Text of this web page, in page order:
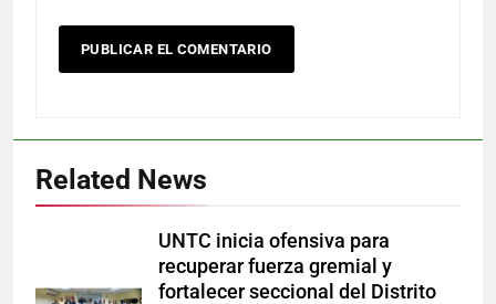
Related News
UNTC inicia ofensiva para
recuperar fuerza gremial y
fortalecer seccional del Distrito